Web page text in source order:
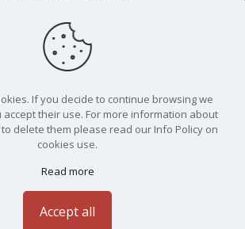
If you decide to continue browsing we
their use. For more information about
delete them please read our Info Policy on
cookies use.
Read more
Accept all